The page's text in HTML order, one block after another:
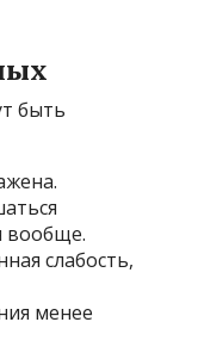
быть
вообще.
слабость,
менее